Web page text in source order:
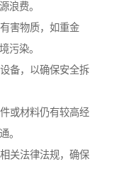
浪费。
害物质，如重金
污染。
备，以确保安全拆
或材料仍有较高经
。
关法律法规，确保